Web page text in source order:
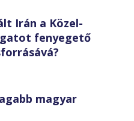
Irán a Közel-
fenyegető
magyar